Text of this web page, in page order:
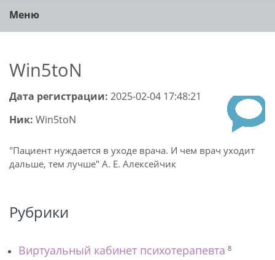
Меню
Win5toN
Дата регистрации: 2025-02-04 17:48:21
Ник: Win5toN
"Пациент нуждается в уходе врача. И чем врач уходит
дальше, тем лучше" А. Е. Алексейчик
Рубрики
Виртуальный кабинет психотерапевта 8